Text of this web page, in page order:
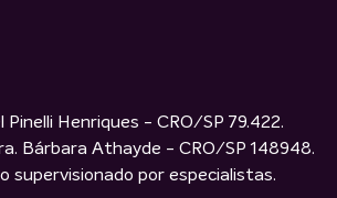
Pinelli Henriques - CRO/SP 79.422.
Bárbara Athayde - CRO/SP 148948.
supervisionado por especialistas.